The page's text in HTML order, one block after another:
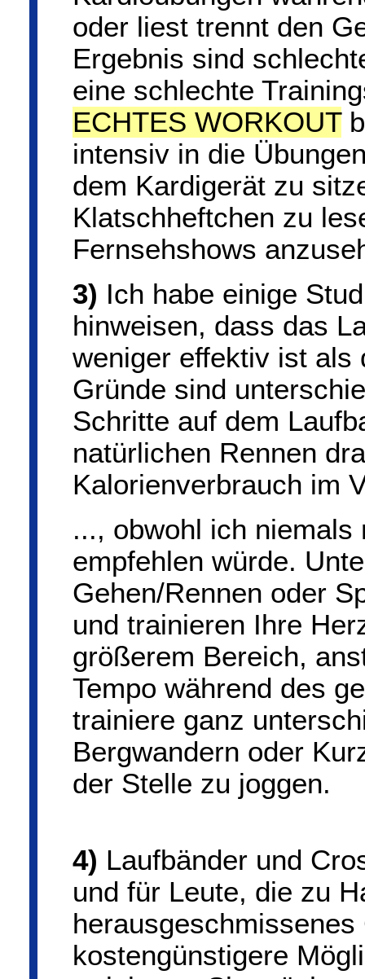
oder liest trennt den
Ergebnis sind
eine schlechte
ECHTES WORKOUT
intensiv in die
dem Kardigerät zu
Klatschheftchen zu
Fernsehshows
3) Ich habe einige
hinweisen, dass das
weniger effektiv ist als
Gründe sind
Schritte auf dem
natürlichen Rennen
Kalorienverbrauch im
..., obwohl ich
empfehlen würde.
Gehen/Rennen oder
und trainieren Ihre
größerem Bereich,
Tempo während des
trainiere ganz
Bergwandern oder
der Stelle zu joggen.
4) Laufbänder und
und für Leute, die zu
kostengünstigere